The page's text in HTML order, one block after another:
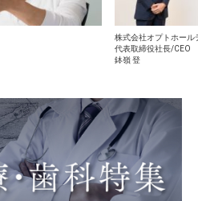
株式会社オプトホール
代表取締役社長/CEO
鉢嶺 登